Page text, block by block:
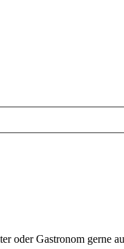
oder Gastronom gerne